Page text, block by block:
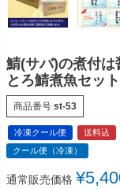
鯖(サバ)の煮付は
とろ鯖煮魚セッ
商品番号 st-53
冷凍クール便
送料込
クール便（冷凍）
通常販売価格 ¥